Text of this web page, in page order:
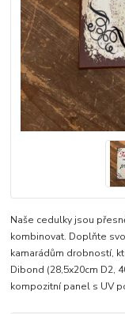
Naše cedulky jsou
kombinovat. Doplňte
kamarádům drobností,
Dibond (28,5x20cm D2,
kompozitní panel s UV